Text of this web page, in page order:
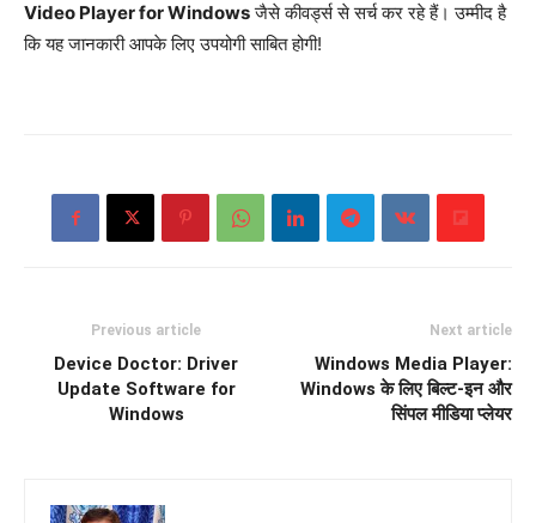
Video Player for Windowsजैसे कीवर्ड्स से सर्च कर रहे हैं। उम्मीद है
कि यह जानकारी आपके लिए उपयोगी साबित होगी!
Previous article
Device Doctor: Driver
Update Software for
Windows
Next article
Windows Media Player:
Windows के लिए बिल्ट-इन और
सिंपल मीडिया प्लेयर